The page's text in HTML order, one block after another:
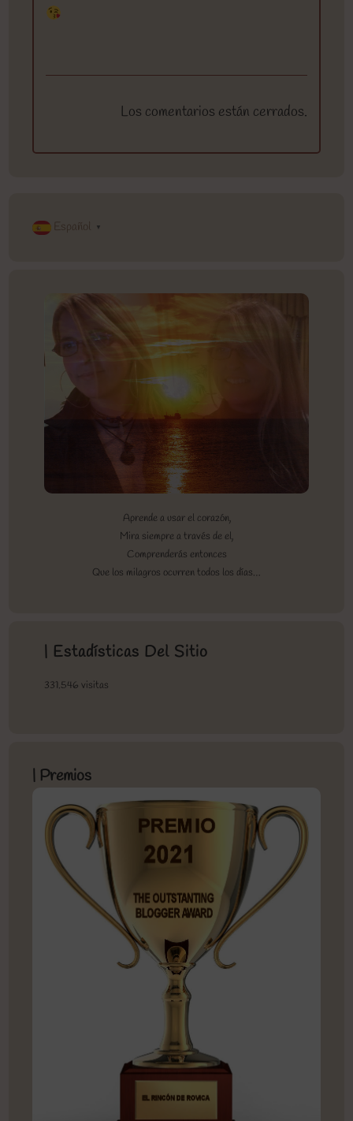
Los comentarios están cerrados.
Español ▼
Aprende a usar el corazón,
Mira siempre a través de el,
Comprenderás entonces
Que los milagros ocurren todos los días…
| Estadísticas Del Sitio
331.546 visitas
| Premios